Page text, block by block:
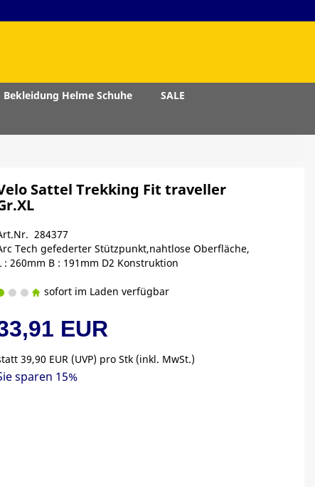
Bekleidung Helme Schuhe
SALE
Sattel Trekking Fit traveller
284377
Tech gefederter Stützpunkt,nahtlose Oberfläche,
: 260mm B : 191mm D2 Konstruktion
sofort im Laden verfügbar
EUR
39,90 EUR (UVP) pro Stk (inkl. MwSt.)
sparen 15%